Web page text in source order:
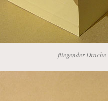
fliegender